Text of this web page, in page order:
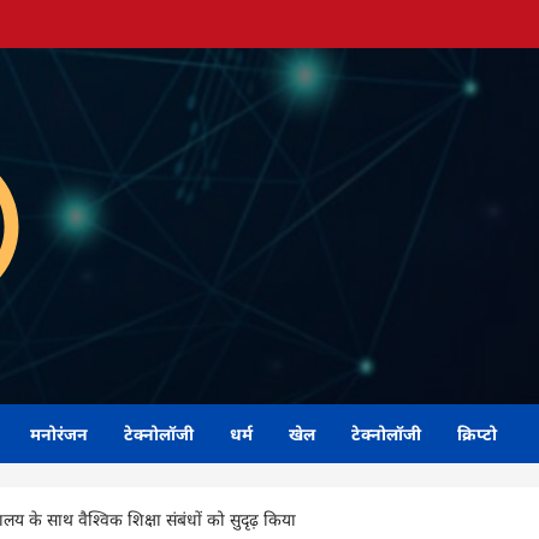
मनोरंजन टेक्नोलॉजी धर्म खेल टेक्नोलॉजी क्रिप्टो
के साथ वैश्विक शिक्षा संबंधों को सुदृढ़ किया